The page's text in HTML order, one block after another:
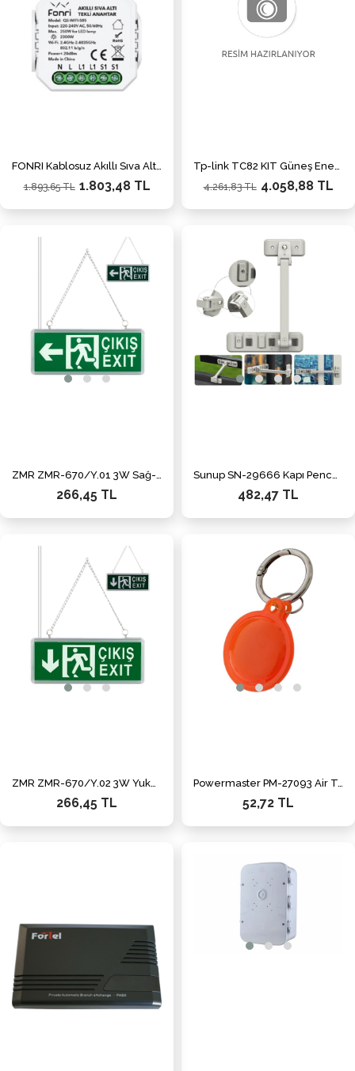
FONRI Kablosuz Akıllı Sıva Altı Perde/Panjur Anahtarı
1.803,48 TL
1.893,65 TL
Tp-link TC82 KIT Güneş Enerjili Güvenlik Kamerası Kiti
4.058,88 TL
4.261,83 TL
266,45 TL 482,47 TL
ZMR ZMR-670/Y.02 3W Yukarı-Aşağı Yön Acil Çıkış Yönlendirme Tabelası - Lambası (38X30X36Mm)
266,45 TL
Powermaster PM-27093 Air Tag Takip Cihazı Koruma Kılıfı
52,72 TL